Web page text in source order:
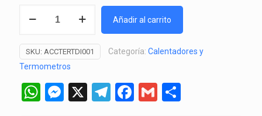
3D
cantidad
Añadir al carrito
SKU: ACCTERTDI001 Categoría: Calentadores y
Termometros
WhatsApp
Messenger
X Telegram
Facebook
Gmail